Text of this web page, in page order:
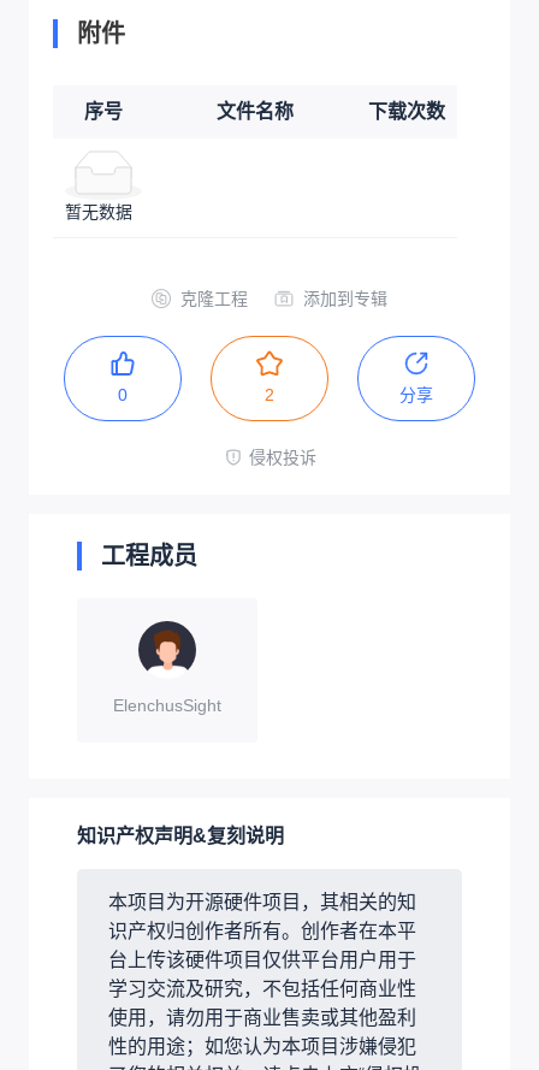
附件
序号 文件名称 下载次数
暂无数据
克隆工程 添加到专辑
0 2 分享
侵权投诉
工程成员
ElenchusSight
知识产权声明&复刻说明
本项目为开源硬件项目，其相关的知
识产权归创作者所有。创作者在本平
台上传该硬件项目仅供平台用户用于
学习交流及研究，不包括任何商业性
使用，请勿用于商业售卖或其他盈利
性的用途；如您认为本项目涉嫌侵犯